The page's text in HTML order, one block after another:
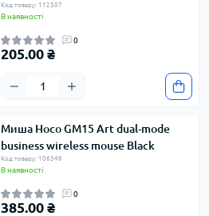
Код товару: 112507
В наявності
0
205.00 ₴
Миша Hoco GM15 Art dual-mode
business wireless mouse Black
Код товару: 106548
В наявності
0
385.00 ₴